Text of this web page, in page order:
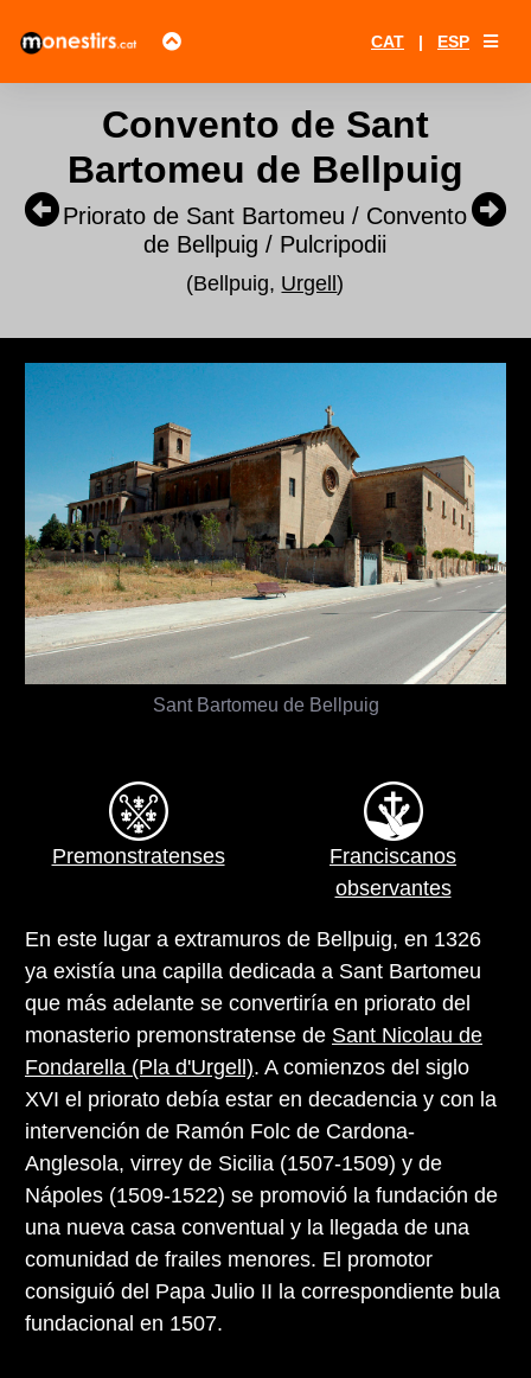
CAT | ESP
Convento de Sant
Bartomeu de Bellpuig
Priorato de Sant Bartomeu / Convento
de Bellpuig / Pulcripodii
(Bellpuig, Urgell)
Sant Bartomeu de Bellpuig
Premonstratenses
Franciscanos
observantes
En este lugar a extramuros de Bellpuig, en 1326
ya existía una capilla dedicada a Sant Bartomeu
que más adelante se convertiría en priorato del
monasterio premonstratense de Sant Nicolau de
Fondarella (Pla d'Urgell). A comienzos del siglo
XVI el priorato debía estar en decadencia y con la
intervención de Ramón Folc de Cardona-
Anglesola, virrey de Sicilia (1507-1509) y de
Nápoles (1509-1522) se promovió la fundación de
una nueva casa conventual y la llegada de una
comunidad de frailes menores. El promotor
consiguió del Papa Julio II la correspondiente bula
fundacional en 1507.